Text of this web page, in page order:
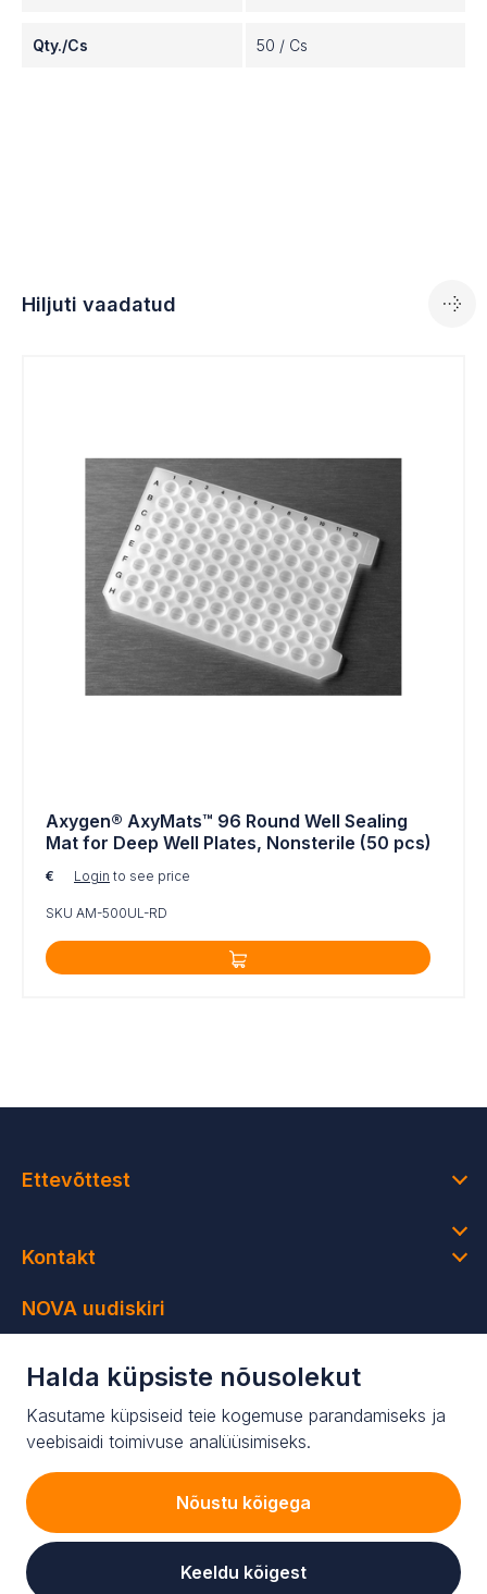
Halda küpsiste nõusolekut
Kasutame küpsiseid teie kogemuse parandamiseks ja
veebisaidi toimivuse analüüsimiseks.
Nõustu kõigega
Keeldu kõigest
Qty./Cs 50 / Cs
Hiljuti vaadatud
Axygen® AxyMats™ 96 Round Well Sealing
Mat for Deep Well Plates, Nonsterile (50 pcs)
€ Login to see price
SKU AM-500UL-RD
Ettevõttest
Kontakt
NOVA uudiskiri
saajatele mõeldud sooduspakkumistest
Liituge meie uudiskirjaga!